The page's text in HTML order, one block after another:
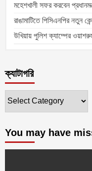
মহেশখালী সফর করবেন
রাঙামাটিতে পিসিএনপির নতুন
উখিয়ায় পুলিশ ক্যাম্পের
ক্যাটাগরি
You may have